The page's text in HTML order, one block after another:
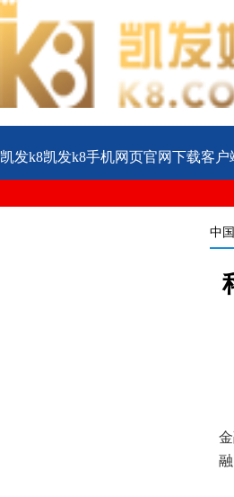
凯发k8凯发k8手机网页官网下载客户
中